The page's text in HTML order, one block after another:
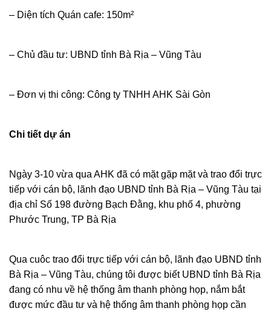
– Diện tích Quán cafe: 150m²
– Chủ đầu tư: UBND tỉnh Bà Rịa – Vũng Tàu
– Đơn vị thi công: Công ty TNHH AHK Sài Gòn
Chi tiết dự án
Ngày 3-10 vừa qua AHK đã có mặt gặp mặt và trao đổi trực
tiếp với cán bộ, lãnh đạo UBND tỉnh Bà Rịa – Vũng Tàu tại
địa chỉ Số 198 đường Bạch Đằng, khu phố 4, phường
Phước Trung, TP Bà Rịa
Qua cuôc trao đổi trực tiếp với cán bộ, lãnh đạo UBND tỉnh
Bà Rịa – Vũng Tàu, chúng tôi được biết UBND tỉnh Bà Rịa
đang có nhu về hệ thống âm thanh phòng họp, nắm bắt
được mức đầu tư và hệ thống âm thanh phòng họp cần